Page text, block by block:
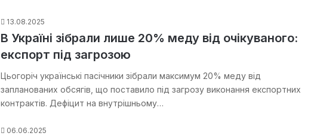
13.08.2025
В Україні зібрали лише 20% меду від очікуваного:
експорт під загрозою
Цьогоріч українські пасічники зібрали максимум 20% меду від
запланованих обсягів, що поставило під загрозу виконання експортних
контрактів. Дефіцит на внутрішньому…
06.06.2025